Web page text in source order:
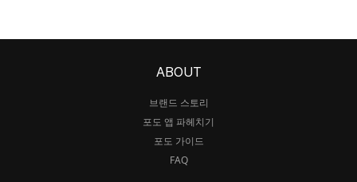
ABOUT
브랜드 스토리
포도 앱 파헤치기
포도 가이드
FAQ